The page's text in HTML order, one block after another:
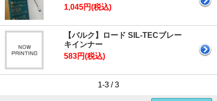
1,045円(税込)
【バルク】ロード SIL-TECブレー
キインナー
583円(税込)
1-3 / 3